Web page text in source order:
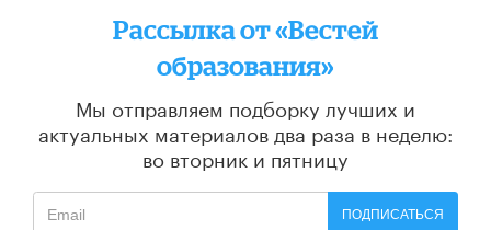
Рассылка от «Вестей
образования»
Мы отправляем подборку лучших и
актуальных материалов два раза в неделю:
во вторник и пятницу
ПОДПИСАТЬСЯ